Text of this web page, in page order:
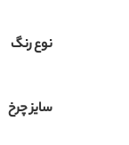
نوع رنگ
سایز چرخ